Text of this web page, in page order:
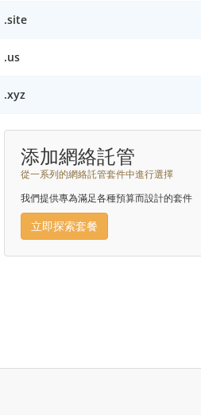
.site
.us
.xyz
添加網絡託管
從一系列的網絡託管套件中進行選擇
我們提供專為滿足各種預算而設計的套件
立即探索套餐